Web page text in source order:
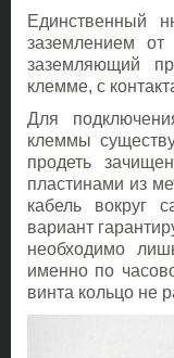
Единственный
заземлением
заземляющий
клемме, с
Для
клеммы
продеть
пластинами из
кабель вокруг
вариант
необходимо
именно по
винта кольцо не